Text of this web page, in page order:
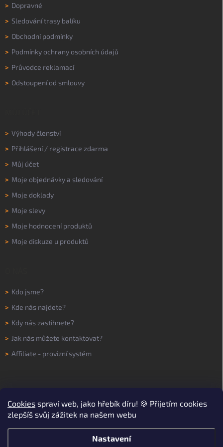
Cookies spraví web, jako hřebík díru! 🍪 Přijetím cookies
zlepšíš svůj zážitek na našem webu
Nastavení
> Dopravné
> Sledování trasy balíku
> Obchodní podmínky
> Podmínky ochrany osobních údajů
> Průvodce reklamací
> Odstoupení od smlouvy
> Výhody členství
> Přihlášení/ registrace zdarma
> Můj účet
> Moje objednávky a sledování
> Moje doklady
> Moje slevy
> Moje hodnocení produktů
> Moje diskuze u produktů
> Kdo jsme?
> Kde nás najdete?
> Kdy nás zastihnete?
> Jak nás můžete kontaktovat?
> Affiliate - provizní systém